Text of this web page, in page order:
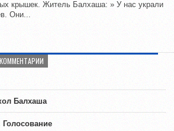
крышек. Житель Балхаша: » У наc украли
Они...
КОММЕНТАРИИ
Балхаша